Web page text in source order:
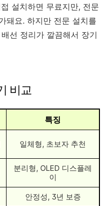
설치하면 무료지만, 전문
돼요. 하지만 전문 설치를
선 정리가 깔끔해서 장기
비교
특징
일체형, 초보자 추천
분리형, OLED 디스플레
이
안정성, 3년 보증